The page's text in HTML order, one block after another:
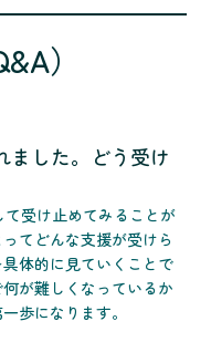
）
ました。どう受け
受け止めてみることが
てどんな支援が受けら
体的に見ていくことで
が難しくなっているか
歩になります。